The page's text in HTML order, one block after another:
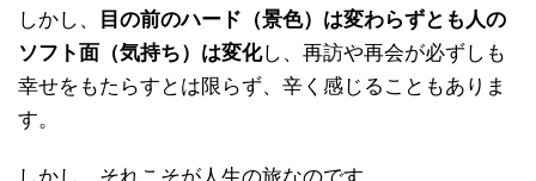
しかし、
目の前のハード（景色）は変わらずとも人の
ソフト面（気持ち）は変化し、再訪や再会が必ずしも
幸せをもたらすとは限らず、辛く感じることもありま
す。
しかし、それこそが人生の旅なのです。